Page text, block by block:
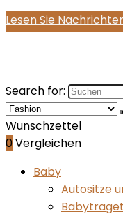
Lesen Sie
Search for:
Wunschzettel
0 Vergleichen
Baby
Autositze